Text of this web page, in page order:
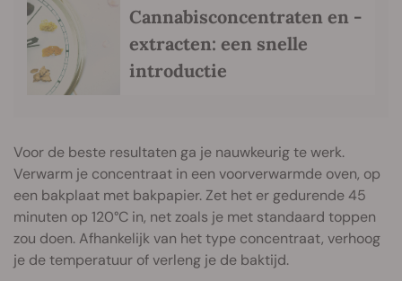
Cannabisconcentraten en -
extracten: een snelle
introductie
Voor de beste resultaten ga je nauwkeurig te werk.
Verwarm je concentraat in een voorverwarmde oven, op
een bakplaat met bakpapier. Zet het er gedurende 45
minuten op 120°C in, net zoals je met standaard toppen
zou doen. Afhankelijk van het type concentraat, verhoog
je de temperatuur of verleng je de baktijd.